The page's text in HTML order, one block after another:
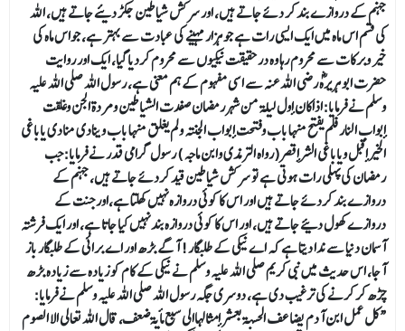
جہنم کے دروازے بند کر دئے جاتے ہیں، اور سرکش شیاطین جکڑ دیئے جاتے ہیں، اللہ
کی قسم اس ماہ میں ایک ایسی رات ہے جو ہزار مہینے کی عبادت سے بہتر ہے، جواس ماہ کی
خیر وبرکات سے محروم رہا وہ درحقیقت نیکیوں سے محروم کردیا گیا، ایک اور روایت
حضرت ابو ہریرہؓ رضی اللہ عنہ سے اسی مفہوم کے ہم معنی ہے، رسول اللہ صلی اللہ علیہ
وسلم نے فرمایا:اذاكان أول ليلة من شہررمضان صفدت الشياطين ومردة الجن وغلقت
أبواب النار فلم يفتح منها باب وفتحت أبواب الجنة ولم يغلق منها باب وينادي منادي ياباغي
الخير أقبل وياباغي الشرأقصر(رواه الترمذى وابن ماجه ) رسول گرامی قدر نے فرمایا:جب
رمضان کی پہلی رات ہوتی ہے تو سرکش شیاطین قید کردئے جاتے ہیں، جہنم کے
دروازے بند کردئے جاتے ہیں اور اس کا کوئی دروازہ نہیں کھلتا ہے،اور جنت کے
دروازے کھول دئیے جاتے ہیں، اور اس کا کوئی دروازہ بند نہیں کیا جاتا ہے، اور ایک فرشتہ
آسمان دنیا سے ندا دیتا ہے کہ اے نیکی کے طلبگار! آگے بڑھ اور اے برائی کے طلبگار باز
آجا، اس حدیث میں نبی کریم صلی اللہ علیہ وسلم نے نیکی کے کام کو زیادہ سے زیادہ بڑھ
چڑھ کر کرنے کی ترغیب دی ہے، دوسری جگہ رسول الله صلی الله علیہ وسلم نے فرمایا:
“کل عمل ابن آدم يضاعف الحسنة بعشر أمثالهاالى سبع مأيةضعف، قال الله تعالى الا الصوم